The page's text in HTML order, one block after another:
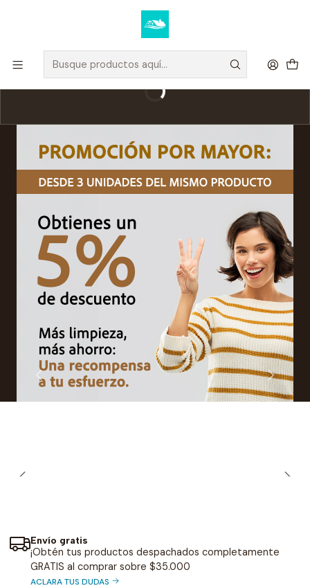
Elige tus productos y recibe tu compra a domicilio u oficina.
Ver condiciones de despacho
Envío gratis
¡Obtén tus productos despachados completamente
GRATIS al comprar sobre $35.000
ACLARA TUS DUDAS